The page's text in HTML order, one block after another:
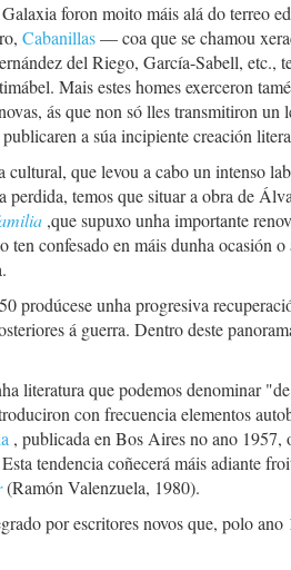
foron moito máis alá do terreo
Cabanillas— coa que se chamou
del Riego, García-Sabell, etc.,
Mais estes homes exerceron
ás que non só lles transmitiron un
a súa incipiente creación
cultural, que levou a cabo un intenso
perdida, temos que situar a obra de
,que supuxo unha importante
ten confesado en máis dunha ocasión
prodúcese unha progresiva
á guerra. Dentro deste
literatura que podemos denominar
con frecuencia elementos
, publicada en Bos Aires no ano 1957,
Esta tendencia coñecerá máis adiante
(Ramón Valenzuela, 1980).
por escritores novos que, polo